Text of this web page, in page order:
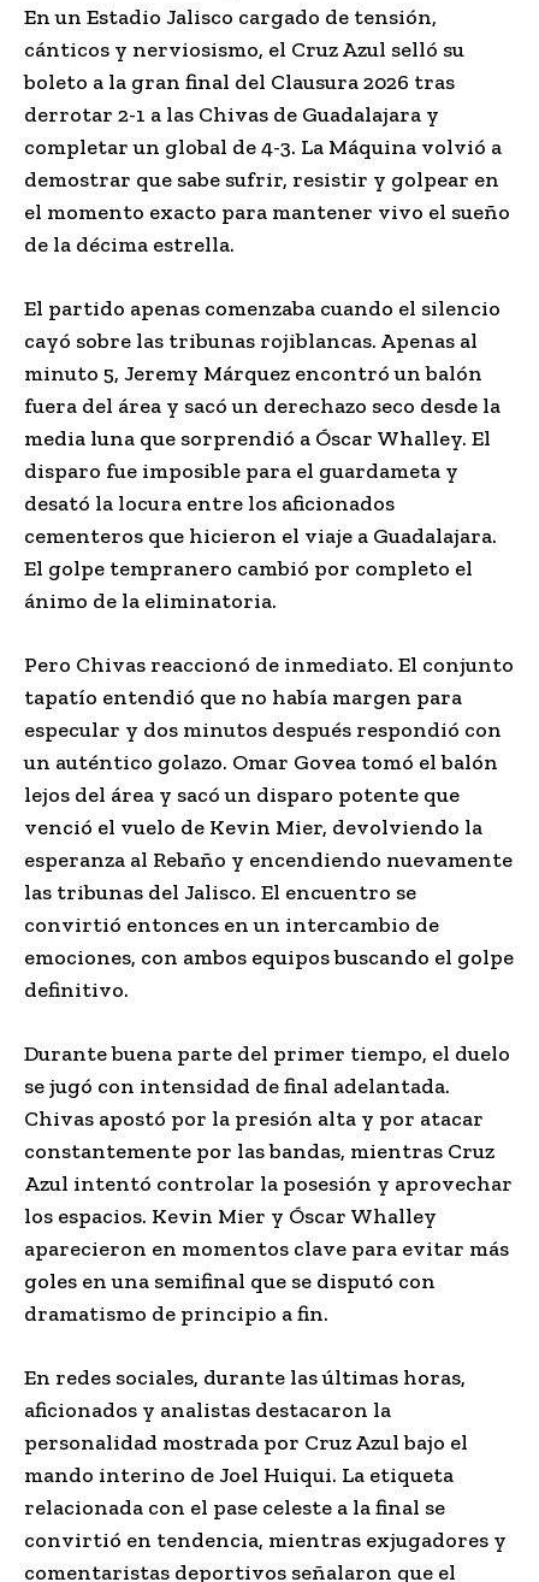
En un Estadio Jalisco cargado de tensión,
cánticos y nerviosismo, el Cruz Azul selló su
boleto a la gran final del Clausura 2026 tras
derrotar 2-1 a las Chivas de Guadalajara y
completar un global de 4-3. La Máquina volvió a
demostrar que sabe sufrir, resistir y golpear en
el momento exacto para mantener vivo el sueño
de la décima estrella.
El partido apenas comenzaba cuando el silencio
cayó sobre las tribunas rojiblancas. Apenas al
minuto 5, Jeremy Márquez encontró un balón
fuera del área y sacó un derechazo seco desde la
media luna que sorprendió a Óscar Whalley. El
disparo fue imposible para el guardameta y
desató la locura entre los aficionados
cementeros que hicieron el viaje a Guadalajara.
El golpe tempranero cambió por completo el
ánimo de la eliminatoria.
Pero Chivas reaccionó de inmediato. El conjunto
tapatío entendió que no había margen para
especular y dos minutos después respondió con
un auténtico golazo. Omar Govea tomó el balón
lejos del área y sacó un disparo potente que
venció el vuelo de Kevin Mier, devolviendo la
esperanza al Rebaño y encendiendo nuevamente
las tribunas del Jalisco. El encuentro se
convirtió entonces en un intercambio de
emociones, con ambos equipos buscando el golpe
definitivo.
Durante buena parte del primer tiempo, el duelo
se jugó con intensidad de final adelantada.
Chivas apostó por la presión alta y por atacar
constantemente por las bandas, mientras Cruz
Azul intentó controlar la posesión y aprovechar
los espacios. Kevin Mier y Óscar Whalley
aparecieron en momentos clave para evitar más
goles en una semifinal que se disputó con
dramatismo de principio a fin.
En redes sociales, durante las últimas horas,
aficionados y analistas destacaron la
personalidad mostrada por Cruz Azul bajo el
mando interino de Joel Huiqui. La etiqueta
relacionada con el pase celeste a la final se
convirtió en tendencia, mientras exjugadores y
comentaristas deportivos señalaron que el